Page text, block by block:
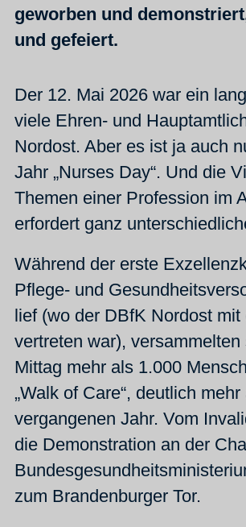
geworben und
und gefeiert.
Der 12. Mai 2026 war ein
viele Ehren- und
Nordost. Aber es ist ja auch
Jahr „Nurses Day“. Und die
Themen einer Profession im
erfordert ganz
Während der erste
Pflege- und
lief (wo der DBfK Nordost mit
vertreten war), versammelten
Mittag mehr als 1.000
„Walk of Care“, deutlich mehr
vergangenen Jahr. Vom
die Demonstration an der
zum Brandenburger Tor.